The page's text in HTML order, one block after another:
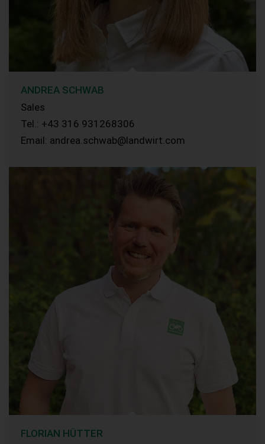
ANDREA SCHWAB
Sales
Tel.: +43 316 931268306
Email: andrea.schwab@landwirt.com
FLORIAN HÜTTER